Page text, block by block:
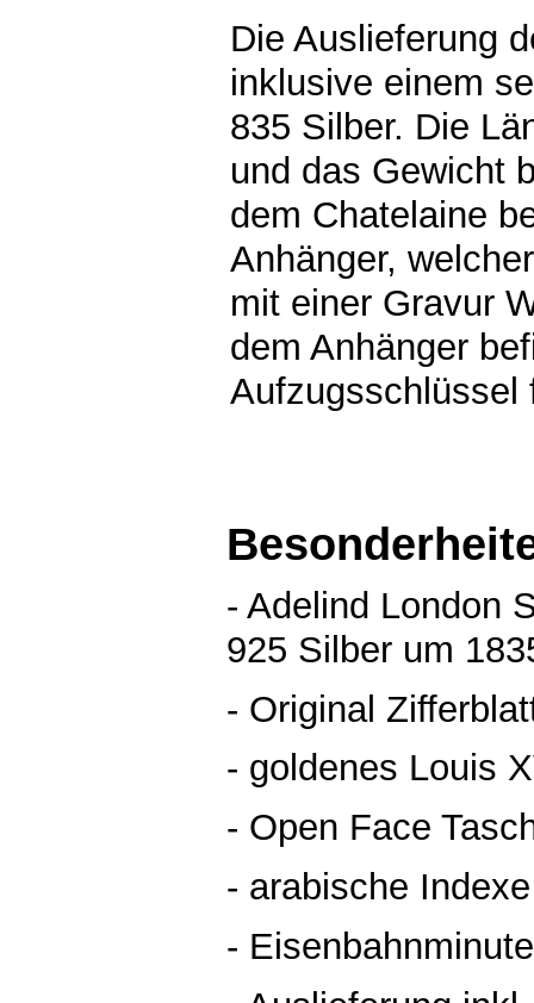
Die Auslieferung
inklusive einem
835 Silber. Die
und das Gewicht
dem Chatelaine
Anhänger,
mit einer Gravur
dem Anhänger
Aufzugsschlüssel
- Adelind London
925 Silber um
- Original
- goldenes Louis
- Open Face
- arabische Indexe
-